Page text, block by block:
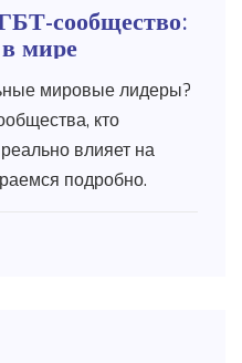
сообщество:
мире
мировые лидеры?
кто
влияет на
подробно.